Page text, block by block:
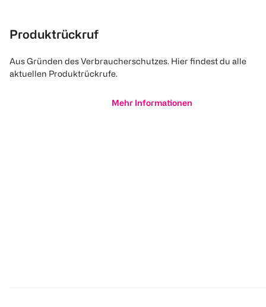
Produktrückruf
Aus Gründen des Verbraucherschutzes. Hier findest du alle
aktuellen Produktrückrufe.
Mehr Informationen